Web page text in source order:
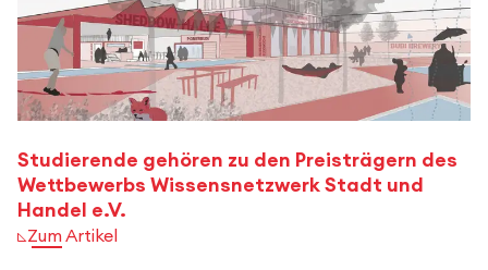
Studierende gehören zu den Preisträgern des
Wettbewerbs Wissensnetzwerk Stadt und
Handel e.V.
Zum Artikel